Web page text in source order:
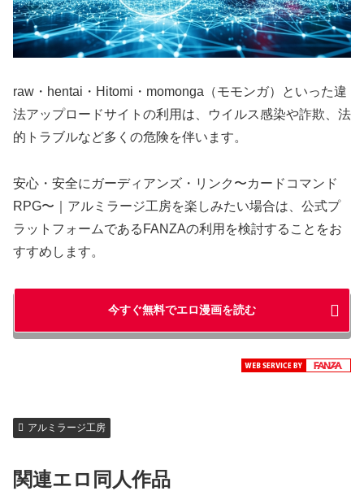
raw・hentai・Hitomi・momonga（モモンガ）といった違
法アップロードサイトの利用は、ウイルス感染や詐欺、法
的トラブルなど多くの危険を伴います。
安心・安全にガーディアンズ・リンク〜カードコマンド
RPG〜｜アルミラージ工房を楽しみたい場合は、公式プ
ラットフォームであるFANZAの利用を検討することをお
すすめします。
今すぐ無料でエロ漫画を読む
アルミラージ工房
関連エロ同人作品